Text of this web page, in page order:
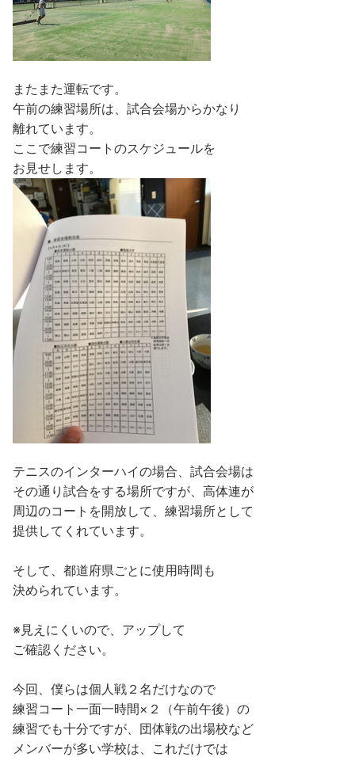
またまた運転です。
午前の練習場所は、試合会場からかなり
離れています。
ここで練習コートのスケジュールを
お見せします。
テニスのインターハイの場合、試合会場は
その通り試合をする場所ですが、高体連が
周辺のコートを開放して、練習場所として
提供してくれています。
そして、都道府県ごとに使用時間も
決められています。
※見えにくいので、アップして
ご確認ください。
今回、僕らは個人戦２名だけなので
練習コート一面一時間×２（午前午後）の
練習でも十分ですが、団体戦の出場校など
メンバーが多い学校は、これだけでは